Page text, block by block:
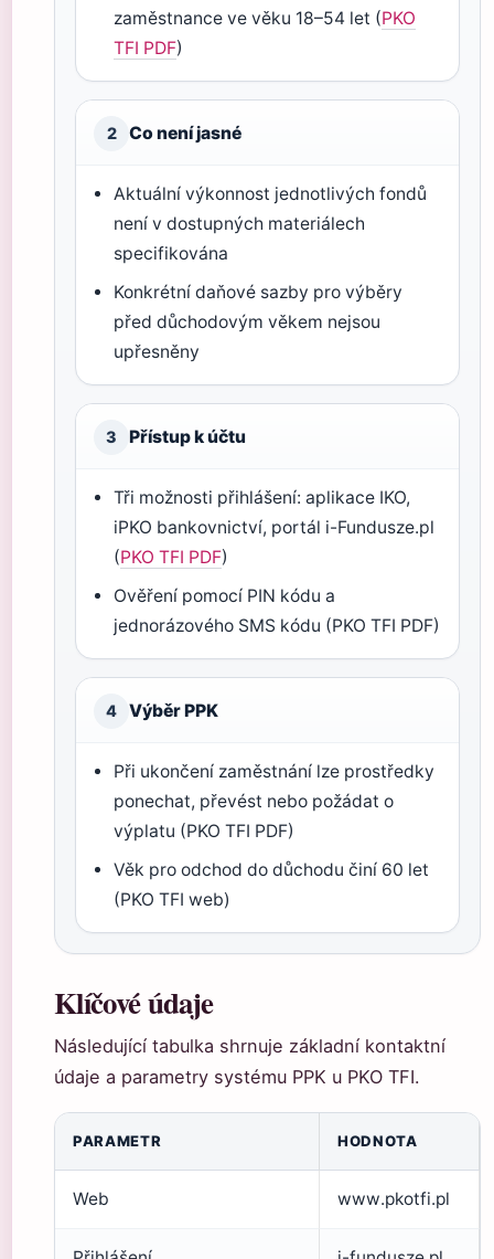
zaměstnance ve věku 18–54 let (PKO
TFI PDF)
2 Co není jasné
Aktuální výkonnost jednotlivých fondů
není v dostupných materiálech
specifikována
Konkrétní daňové sazby pro výběry
před důchodovým věkem nejsou
upřesněny
3 Přístup k účtu
Tři možnosti přihlášení: aplikace IKO,
iPKO bankovnictví, portál i-Fundusze.pl
(PKO TFI PDF)
Ověření pomocí PIN kódu a
jednorázového SMS kódu (PKO TFI PDF)
4 Výběr PPK
Při ukončení zaměstnání lze prostředky
ponechat, převést nebo požádat o
výplatu (PKO TFI PDF)
Věk pro odchod do důchodu činí 60 let
(PKO TFI web)
Klíčové údaje
Následující tabulka shrnuje základní kontaktní
údaje a parametry systému PPK u PKO TFI.
PARAMETR HODNOTA
Web www.pkotfi.pl